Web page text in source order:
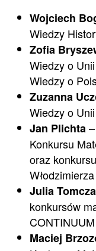
Wojciech
Wiedzy
Zofia
Wiedzy o
Wiedzy o
Zuzanna
Wiedzy o
Jan Plichta–
Konkursu
oraz
Julia
konkursów
Maciej